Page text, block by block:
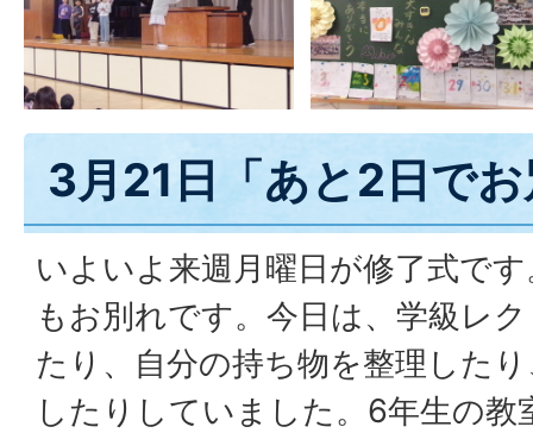
3月21日「あと2日で
いよいよ来週月曜日が修了式で
もお別れです。今日は、学級レ
たり、自分の持ち物を整理した
したりしていました。6年生の教